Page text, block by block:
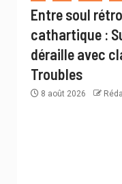
Entre soul
cathartique :
déraille avec
Troubles
8 août 2026